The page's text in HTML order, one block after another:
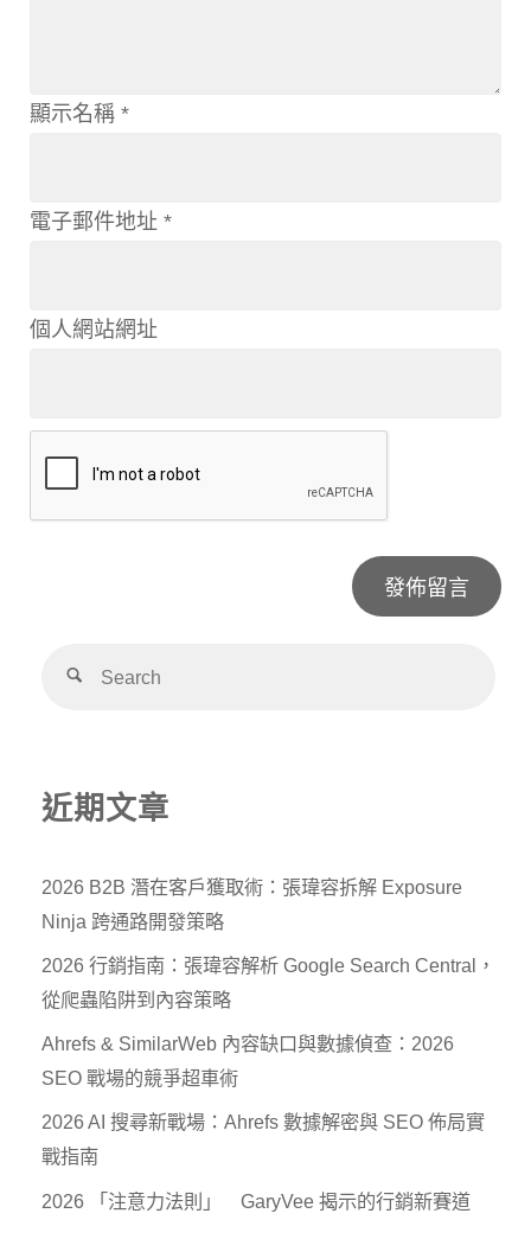
顯示名稱 *
電子郵件地址 *
個人網站網址
近期文章
2026 B2B 潛在客戶獲取術：張瑋容拆解 Exposure
Ninja 跨通路開發策略
2026 行銷指南：張瑋容解析 Google Search Central，
從爬蟲陷阱到內容策略
Ahrefs & SimilarWeb 內容缺口與數據偵查：2026
SEO 戰場的競爭超車術
2026 AI 搜尋新戰場：Ahrefs 數據解密與 SEO 佈局實
戰指南
2026 「注意力法則」 GaryVee 揭示的行銷新賽道